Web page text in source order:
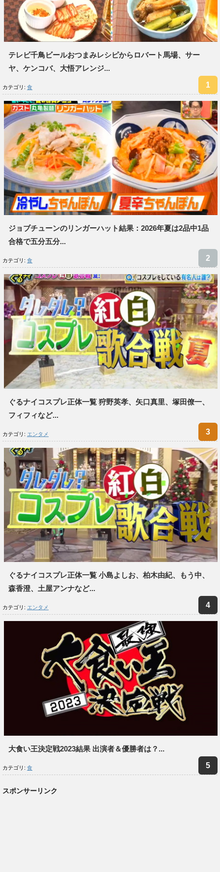
テレビ千鳥ビールおつまみレシピからロバート馬場、サー
ヤ、ケンコバ、大悟アレンジ...
カテゴリ: 食
ジョブチューンのリンガーハット結果：2026年夏は2品中1品
合格で五分五分...
カテゴリ: 食
ぐるナイコスプレ正体一覧 狩野英孝、矢口真里、塚田僚一、
フィフィなど...
カテゴリ: エンタメ
ぐるナイコスプレ正体一覧 小島よしお、柏木由紀、もう中、
森香澄、土屋アンナなど...
カテゴリ: エンタメ
大食い王決定戦2023結果 出演者＆優勝者は？...
カテゴリ: 食
スポンサーリンク